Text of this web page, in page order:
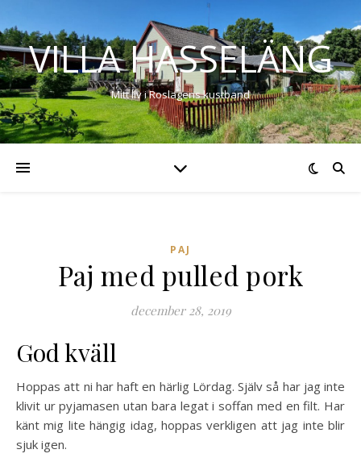
VILLA HASSELÄNG
Mitt liv i Roslagens kustband
PAJ
Paj med pulled pork
december 28, 2019
God kväll
Hoppas att ni har haft en härlig Lördag. Själv så har jag inte
klivit ur pyjamasen utan bara legat i soffan med en filt. Har
känt mig lite hängig idag, hoppas verkligen att jag inte blir
sjuk igen.